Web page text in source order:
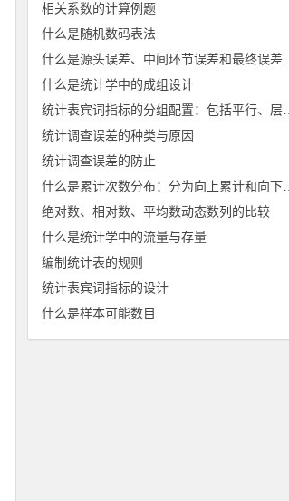
相关系数的计算例题
什么是随机数码表法
什么是源头误差、中间环节误差和最终误差
什么是统计学中的成组设计
统计表宾词指标的分组配置：包括平行、层叠配置
统计调查误差的种类与原因
统计调查误差的防止
什么是累计次数分布：分为向上累计和向下累计
绝对数、相对数、平均数动态数列的比较
什么是统计学中的流量与存量
编制统计表的规则
统计表宾词指标的设计
什么是样本可能数目